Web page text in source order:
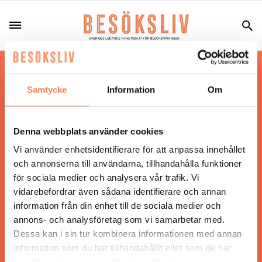
Samtycke Information Om
Denna webbplats använder cookies
Vi använder enhetsidentifierare för att anpassa innehållet
och annonserna till användarna, tillhandahålla funktioner
för sociala medier och analysera vår trafik. Vi
vidarebefordrar även sådana identifierare och annan
information från din enhet till de sociala medier och
annons- och analysföretag som vi samarbetar med.
Dessa kan i sin tur kombinera informationen med annan
information som du har tillhandahållit eller som de har
Hos oss läser du landets mest uppdaterade
nyheter och snackisar inom besöksnäringen.
Besöksliv i sin tryckta form är ett affärsmagasin
Tidningen ges ut avVisita
ANSVARIG UTGIVARE
Jonas Siljhammar
UPPHOVSRÄTT